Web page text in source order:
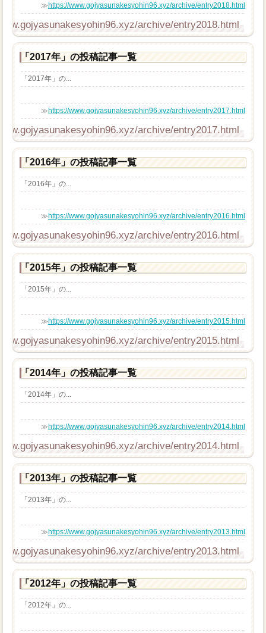
≫https://www.gojyasunakesyohin96.xyz/archive/entry2018.html
archive/entry2018.html
「2017年」の投稿記事一覧
「2017年」の...
≫https://www.gojyasunakesyohin96.xyz/archive/entry2017.html
archive/entry2017.html
「2016年」の投稿記事一覧
「2016年」の...
≫https://www.gojyasunakesyohin96.xyz/archive/entry2016.html
archive/entry2016.html
「2015年」の投稿記事一覧
「2015年」の...
≫https://www.gojyasunakesyohin96.xyz/archive/entry2015.html
archive/entry2015.html
「2014年」の投稿記事一覧
「2014年」の...
≫https://www.gojyasunakesyohin96.xyz/archive/entry2014.html
archive/entry2014.html
「2013年」の投稿記事一覧
「2013年」の...
≫https://www.gojyasunakesyohin96.xyz/archive/entry2013.html
archive/entry2013.html
「2012年」の投稿記事一覧
「2012年」の...